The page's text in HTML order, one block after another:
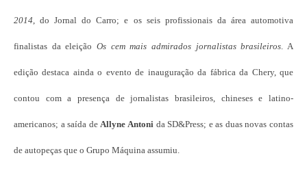
2014 , do Jornal do Carro; e os seis profissionais da área automotiva
finalistas da eleição Os cem mais admirados jornalistas brasileiros . A
edição destaca ainda o evento de inauguração da fábrica da Chery, que
contou com a presença de jornalistas brasileiros, chineses e latino-
americanos; a saída de Allyne Antoni da SD&Press; e as duas novas contas
de autopeças que o Grupo Máquina assumiu.